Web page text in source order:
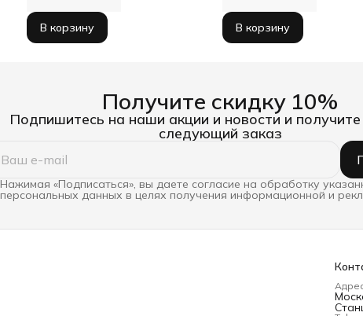
В корзину В корзину
Получите скидку 10%
Подпишитесь на наши акции и новости и получите
следующий заказ
Нажимая «Подписаться», вы даете согласие на обработку
персональных данных в целях получения информационной и